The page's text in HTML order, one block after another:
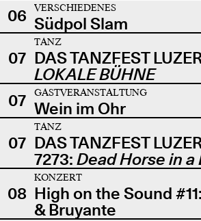
06
VERSCHIEDENES
Südpol Slam
07
TANZ
DAS TANZFEST
LOKALE BÜHNE
07
GASTVERANSTALTUNG
Wein im Ohr
07
TANZ
DAS TANZFEST
7273: Dead Horse in a
08
KONZERT
High on the Sound
& Bruyante